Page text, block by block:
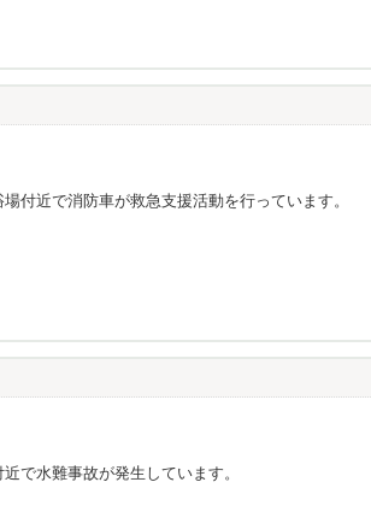
付近で消防車が救急支援活動を行っています。
で水難事故が発生しています。